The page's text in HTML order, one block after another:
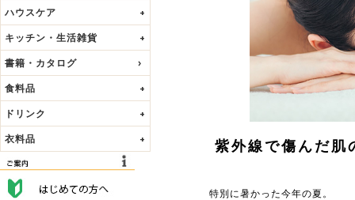
紫外線で傷んだ肌
特別に暑かった今年の夏。
ハウスケア +
キッチン・生活雑貨 +
書籍・カタログ
食料品 +
ドリンク +
衣料品 +